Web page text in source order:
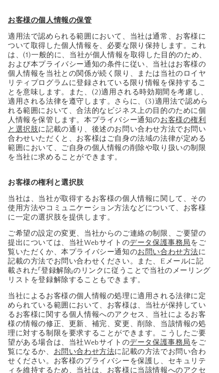
お客様の個人情報の保管
適用法で認められる範囲において、当社は通常、お客様に
ついて取得した個人情報を、必要な限り保持します。これ
は、(1)一般的に、当社が個人情報を取得した目的のため、
および本プライバシー通知の条件に従い、当社はお客様の
個人情報を当社との関係が続く限り、または当社のロイヤ
リティプログラムに登録されている限り情報を保持するこ
とを意味します。また、(2)適用される時効期間を考慮し、
適用される法律を遵守します。さらに、(3)適用法で認めら
れる範囲において、合法的なビジネス上の目的のために個
人情報を保管します。本プライバシー通知のお客様の権利
と選択肢に記載の通り、後述のお問い合わせ方法でお問い
合わせいただくと、お客様はご自身の法域の法律が定める
範囲において、ご自身の個人情報の削除や取り扱いの制限
を当社に求めることができます。
お客様の権利と選択肢
当社は、当社が取得するお客様の個人情報に関して、その
使用方法やコミュニケーション方法などについて、お客様
に一定の選択肢を提供します。
ご希望の設定の変更、当社からのご連絡の制限、ご要望の
提出については、当社Webサイトのデータ保護事務局 をご
覧いただくか、本プライバシー通知のお問い合わせ方法に
記載の方法でお問い合わせください。また、Eメールに記
載された「登録解除」のリンクに従うことで当社のメーリング
リストを登録解除することもできます。
当社によるお客様の個人情報の処理に適用される法律に定
められている範囲において、お客様は、当社が保持してい
るお客様に関する個人情報へのアクセス、当社によるお客
様の情報の修正、更新、補完、変更、削除、当該情報の処
理に対する制限を要求することができます。こうしたご要
望がある場合は、当社Webサイトのデータ保護事務局 をご
覧になるか、 お問い合わせ方法に記載の方法でお問い合わ
せください。お客様のプライバシーを保護し、セキュリテ
ィを維持するため、当社は、お客様に当該情報へのアクセ